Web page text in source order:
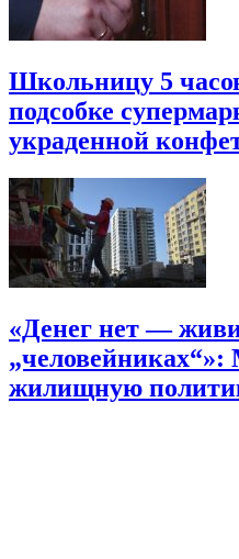
Школьницу 5
подсобке
украденной
«Денег нет —
жилищную